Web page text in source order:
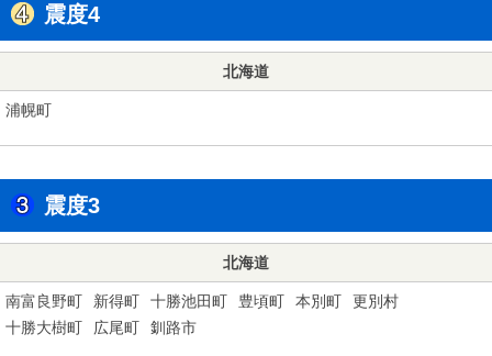
震度4
北海道
浦幌町
震度3
北海道
南富良野町 新得町 十勝池田町 豊頃町 本別町
更別村
十勝大樹町
広尾町 釧路市